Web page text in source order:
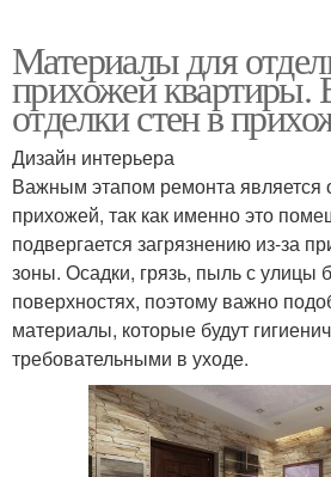
Материалы для
прихожей квартиры.
отделки стен в
Дизайн интерьера
Важным этапом ремонта является
прихожей, так как именно это
подвергается загрязнению из-за
зоны. Осадки, грязь, пыль с улицы
поверхностях, поэтому важно
материалы, которые будут
требовательными в уходе.